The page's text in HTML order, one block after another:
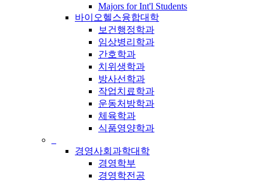
Majors for Int'l Students
바이오헬스융합대학
보건행정학과
임상병리학과
간호학과
치위생학과
방사선학과
작업치료학과
운동처방학과
체육학과
식품영양학과
경영사회과학대학
경영학부
경영학전공